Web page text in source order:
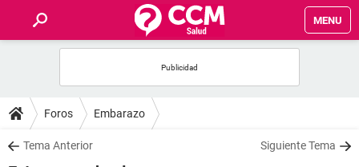
MENU
FOROS
SALUD
Foros Embarazo
Tema Anterior Siguiente Tema